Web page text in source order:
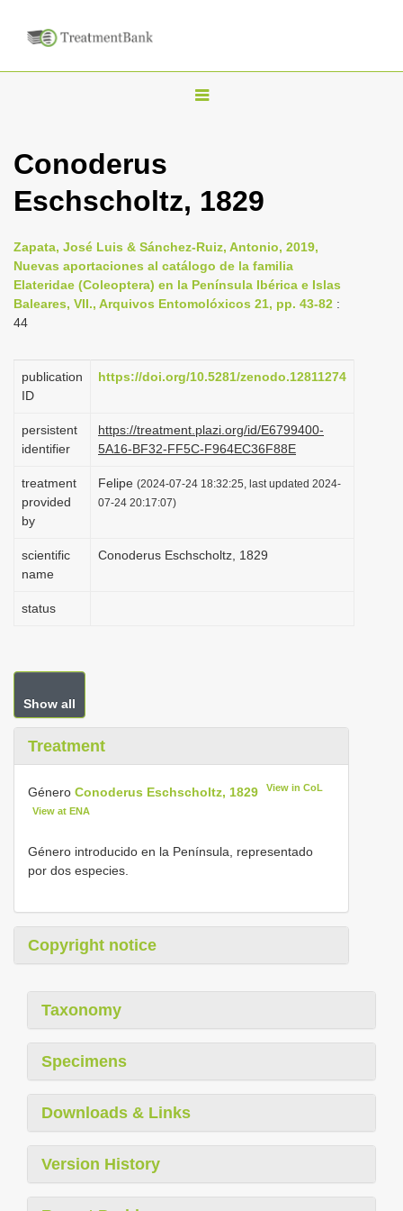
T
n
a
a
o
Conoderus
Eschscholtz, 1829
Zapata, José Luis & Sánchez-Ruiz, Antonio, 2019,
Nuevas aportaciones al catálogo de la familia
Elateridae (Coleoptera) en la Península Ibérica e Islas
Baleares, VII., Arquivos Entomolóxicos 21, pp. 43-82 :
44
publication
ID
https://doi.org/10.5281/zenodo.12811274
persistent
identifier
https://treatment.plazi.org/id/E6799400-
5A16-BF32-FF5C-F964EC36F88E
treatment
provided
by
Felipe (2024-07-24 18:32:25, last updated 2024-
07-24 20:17:07)
scientific
name
Conoderus Eschscholtz, 1829
status
Show all
Treatment
Género Conoderus Eschscholtz, 1829 View in CoL
View at ENA
Género introducido en la Península, representado
por dos especies.
Copyright notice
Taxonomy
Specimens
Downloads & Links
Version History